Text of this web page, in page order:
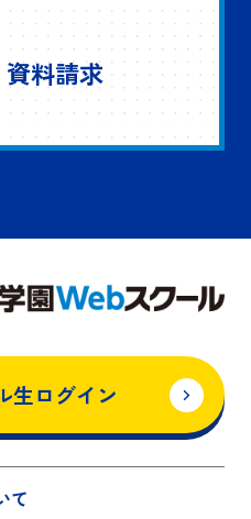
資料請求
生ログイン
て